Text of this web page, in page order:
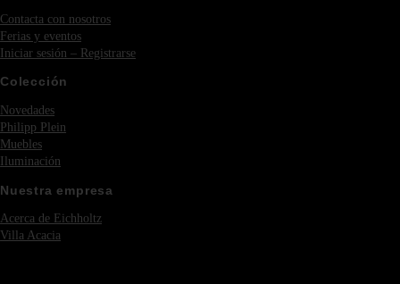
Contacta con nosotros
Ferias y eventos
Iniciar sesión – Registrarse
Colección
Novedades
Philipp Plein
Muebles
Iluminación
Nuestra empresa
Acerca de Eichholtz
Villa Acacia